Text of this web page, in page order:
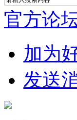
官方论
加为
发送